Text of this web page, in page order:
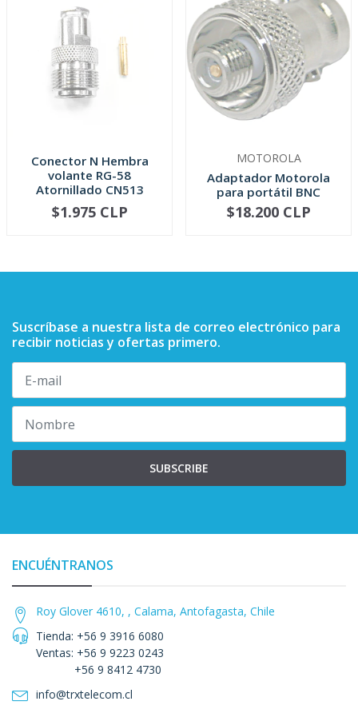
Conector N Hembra
volante RG-58
Atornillado CN513
AGOTADO
$1.975 CLP
MOTOROLA
Adaptador Motorola
para portátil BNC
HLN8262
AGOTADO
$18.200 CLP
Suscríbase a nuestra lista de correo electrónico para
recibir noticias y ofertas primero.
SUBSCRIBE
ENCUÉNTRANOS
Roy Glover 4610, , Calama, Antofagasta, Chile
Tienda: +56 9 3916 6080
Ventas: +56 9 9223 0243
+56 9 8412 4730
info@trxtelecom.cl